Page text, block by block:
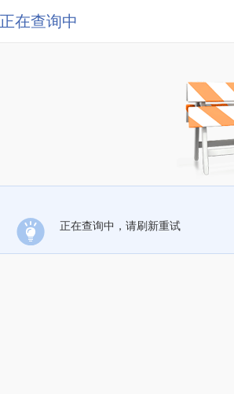
正在查询中
正在查询中，请刷新重试